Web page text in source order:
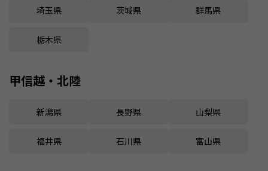
埼玉県 茨城県 群馬県
栃木県
甲信越・北陸
新潟県 長野県 山梨県
福井県 石川県 富山県